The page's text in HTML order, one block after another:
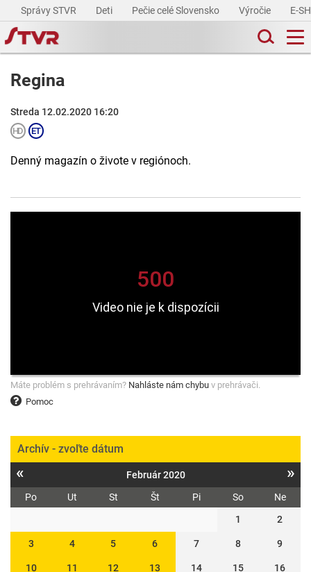
Správy STVR Deti Pečie celé Slovensko Výročie E-
Regina
Streda 12.02.2020 16:20
Denný magazín o živote v regiónoch.
Pomoc
Máte problém s prehrávaním? Nahláste nám chybu v prehrávači.
Archív - zvoľte dátum
« Február 2020 »
Po Ut St Št Pi So
Ne
1
2
3 4 5 6 7 8 9
10 11 12 13 14 15 16